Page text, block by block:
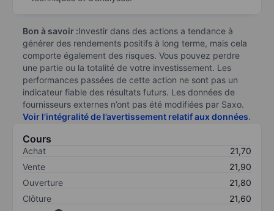
Bon à savoir :Investir dans des actions a tendance à
générer des rendements positifs à long terme, mais cela
comporte également des risques. Vous pouvez perdre
une partie ou la totalité de votre investissement. Les
performances passées de cette action ne sont pas un
indicateur fiable des résultats futurs. Les données de
fournisseurs externes n’ont pas été modifiées par Saxo.
Voir l’intégralité de l’avertissement relatif aux données.
Cours
Achat
21,70
Vente
21,90
Ouverture
21,80
Clôture
21,60